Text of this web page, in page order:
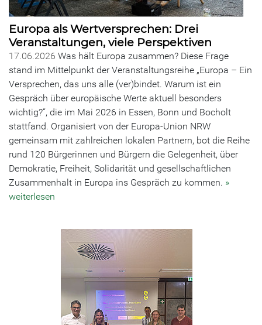
Europa als Wertversprechen: Drei
Veranstaltungen, viele Perspektiven
17.06.2026 Was hält Europa zusammen? Diese Frage
stand im Mittelpunkt der Veranstaltungsreihe „Europa – Ein
Versprechen, das uns alle (ver)bindet. Warum ist ein
Gespräch über europäische Werte aktuell besonders
wichtig?“, die im Mai 2026 in Essen, Bonn und Bocholt
stattfand. Organisiert von der Europa-Union NRW
gemeinsam mit zahlreichen lokalen Partnern, bot die Reihe
rund 120 Bürgerinnen und Bürgern die Gelegenheit, über
Demokratie, Freiheit, Solidarität und gesellschaftlichen
Zusammenhalt in Europa ins Gespräch zu kommen. »
weiterlesen